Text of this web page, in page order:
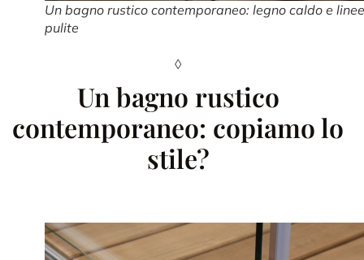
Un bagno rustico contemporaneo: legno caldo e linee
pulite
◊
Un bagno rustico
contemporaneo: copiamo lo
stile?